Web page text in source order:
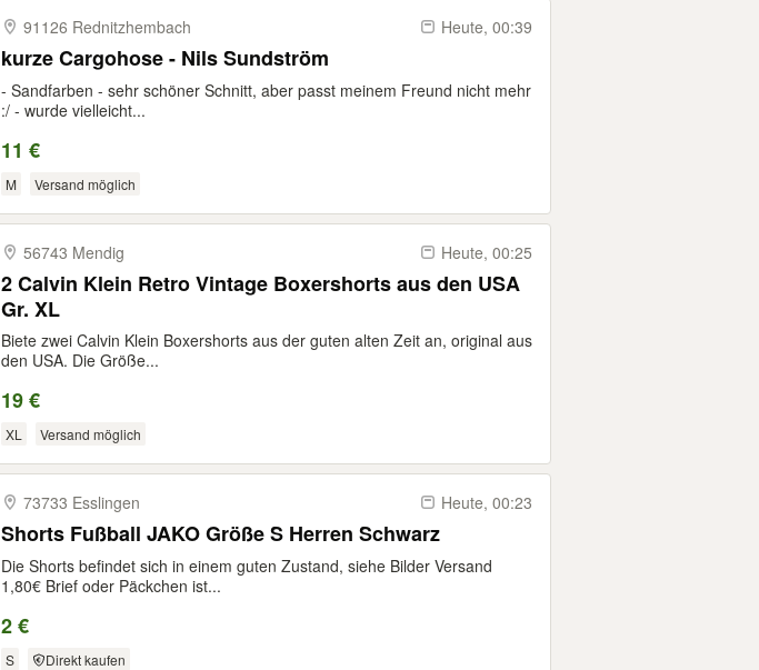
91126 Rednitzhembach Heute, 00:39
kurze Cargohose - Nils Sundström
- Sandfarben - sehr schöner Schnitt, aber passt meinem Freund nicht mehr
:/ - wurde vielleicht...
11 €
M Versand möglich
56743 Mendig Heute, 00:25
2 Calvin Klein Retro Vintage Boxershorts aus den USA
Gr. XL
Biete zwei Calvin Klein Boxershorts aus der guten alten Zeit an, original aus
den USA. Die Größe...
19 €
XL Versand möglich
73733 Esslingen Heute, 00:23
Shorts Fußball JAKO Größe S Herren Schwarz
Die Shorts befindet sich in einem guten Zustand, siehe Bilder Versand
1,80€ Brief oder Päckchen ist...
2 €
S Direkt kaufen